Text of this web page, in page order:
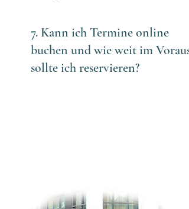
7. Kann ich Termine online
buchen und wie weit im Voraus
sollte ich reservieren?